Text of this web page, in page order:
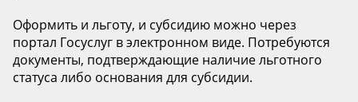
Оформить и льготу, и субсидию можно через
портал Госуслуг в электронном виде. Потребуются
документы, подтверждающие наличие льготного
статуса либо основания для субсидии.